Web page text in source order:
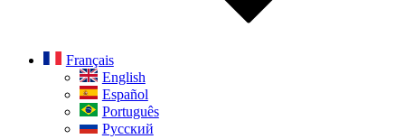
Français
English
Español
Português
Русский